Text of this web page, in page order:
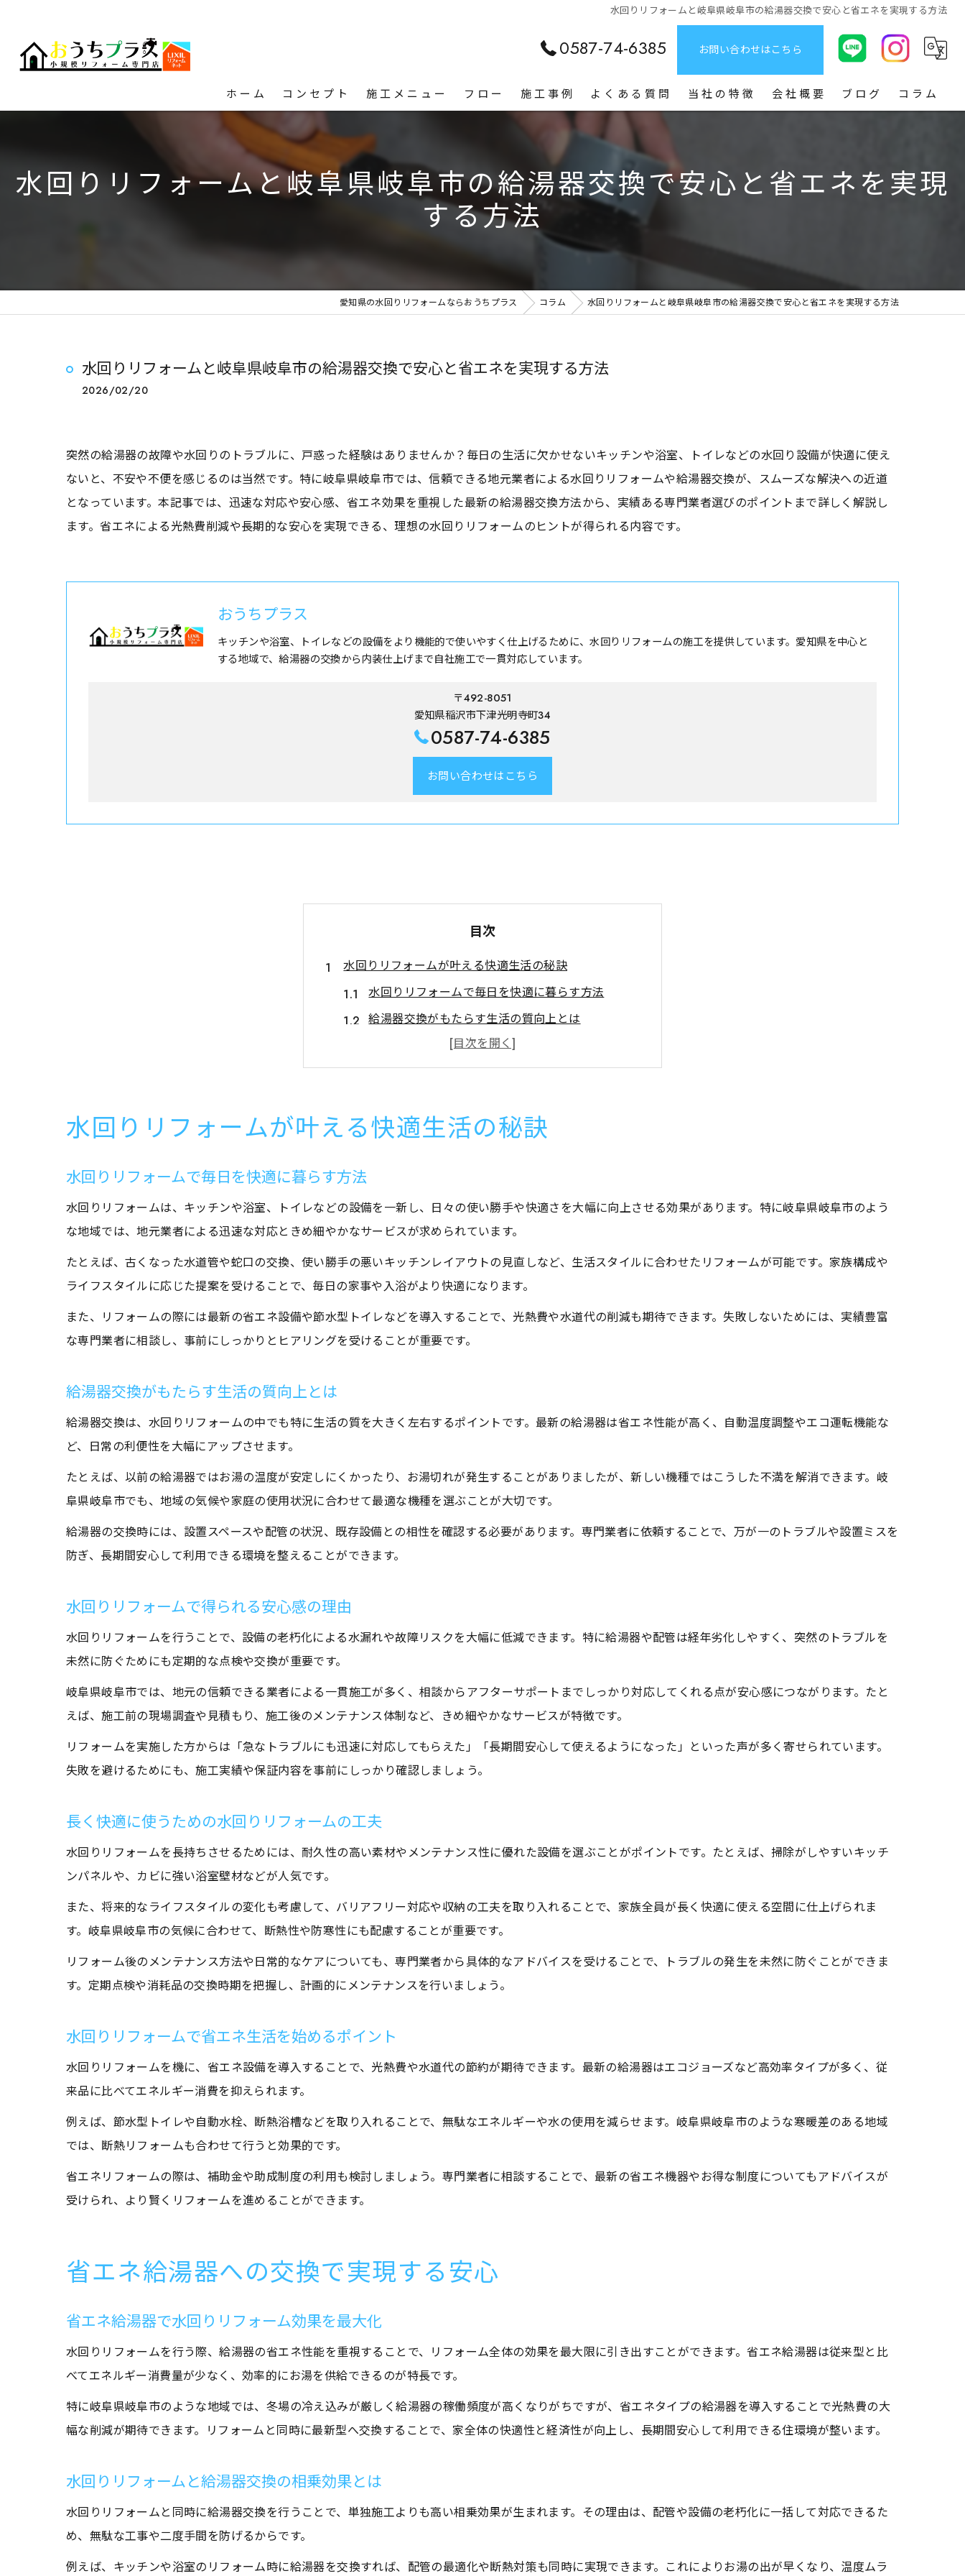
水回りリフォームと岐阜県岐阜市の給湯器交換で安心と省エネを実現する方法
0587-74-6385 お問い合わせはこちら
ホーム コンセプト 施工メニュー フロー 施工事例 よくある質問 当社の特徴
お風呂
洗面台
キッチン
会社概要 ブログ コラム
水回りリフォームと岐阜県岐阜市の給湯器交換で安心と省エネを実現
する方法
愛知県の水回りリフォームならおうちプラス コラム 水回りリフォームと岐阜県岐阜市の給湯器交換で安心と省エネを実現する方法
水回りリフォームと岐阜県岐阜市の給湯器交換で安心と省エネを実現する方法
2026/02/20
突然の給湯器の故障や水回りのトラブルに、戸惑った経験はありませんか？毎日の生活に欠かせないキッチンや浴室、トイレなどの水回り設備が快適に使え
ないと、不安や不便を感じるのは当然です。特に岐阜県岐阜市では、信頼できる地元業者による水回りリフォームや給湯器交換が、スムーズな解決への近道
となっています。本記事では、迅速な対応や安心感、省エネ効果を重視した最新の給湯器交換方法から、実績ある専門業者選びのポイントまで詳しく解説し
ます。省エネによる光熱費削減や長期的な安心を実現できる、理想の水回りリフォームのヒントが得られる内容です。
おうちプラス
キッチンや浴室、トイレなどの設備をより機能的で使いやすく仕上げるために、水回りリフォームの施工を提供しています。愛知県を中心と
する地域で、給湯器の交換から内装仕上げまで自社施工で一貫対応しています。
〒492-8051
愛知県稲沢市下津光明寺町34
0587-74-6385
お問い合わせはこちら
目次
水回りリフォームが叶える快適生活の秘訣
水回りリフォームで毎日を快適に暮らす方法
給湯器交換がもたらす生活の質向上とは
水回りリフォームで得られる安心感の理由
長く快適に使うための水回りリフォームの工夫
省エネ給湯器への交換で実現する安心
給湯器の省エネ性能が安心に直結する理由
水回りリフォーム時の給湯器選びの注意点
省エネ給湯器への交換で光熱費を抑える秘訣
岐阜市で水回りの悩みに迅速対応する方法
水回りリフォームでトラブルを迅速解決するコツ
突然の故障時も安心な水回りリフォーム対応策
水回りリフォームの相談先選びのポイント
水回りリフォームで給湯器故障に備える方法
故障時に役立つ水回りリフォームのポイント
水回りリフォームがトラブル予防に効果的な理由
給湯器交換と水回りリフォームの連携方法
信頼できる専門業者選びのチェックポイント
水回りリフォーム成功のための業者選び基準
給湯器交換で重要な業者の見極め方
水回りリフォーム業者選びで注意したい点
口コミでわかる信頼できる業者の選び方
最新設備で水回りをリフレッシュするメリット
水回りリフォームで最新給湯器を選ぶ利点
省エネ設備が水回りリフォームに与える効果
水回りリフォームが叶える快適生活の秘訣
水回りリフォームで毎日を快適に暮らす方法
水回りリフォームは、キッチンや浴室、トイレなどの設備を一新し、日々の使い勝手や快適さを大幅に向上させる効果があります。特に岐阜県岐阜市のよう
な地域では、地元業者による迅速な対応ときめ細やかなサービスが求められています。
たとえば、古くなった水道管や蛇口の交換、使い勝手の悪いキッチンレイアウトの見直しなど、生活スタイルに合わせたリフォームが可能です。家族構成や
ライフスタイルに応じた提案を受けることで、毎日の家事や入浴がより快適になります。
また、リフォームの際には最新の省エネ設備や節水型トイレなどを導入することで、光熱費や水道代の削減も期待できます。失敗しないためには、実績豊富
な専門業者に相談し、事前にしっかりとヒアリングを受けることが重要です。
給湯器交換がもたらす生活の質向上とは
給湯器交換は、水回りリフォームの中でも特に生活の質を大きく左右するポイントです。最新の給湯器は省エネ性能が高く、自動温度調整やエコ運転機能な
ど、日常の利便性を大幅にアップさせます。
たとえば、以前の給湯器ではお湯の温度が安定しにくかったり、お湯切れが発生することがありましたが、新しい機種ではこうした不満を解消できます。岐
阜県岐阜市でも、地域の気候や家庭の使用状況に合わせて最適な機種を選ぶことが大切です。
給湯器の交換時には、設置スペースや配管の状況、既存設備との相性を確認する必要があります。専門業者に依頼することで、万が一のトラブルや設置ミスを
防ぎ、長期間安心して利用できる環境を整えることができます。
水回りリフォームで得られる安心感の理由
水回りリフォームを行うことで、設備の老朽化による水漏れや故障リスクを大幅に低減できます。特に給湯器や配管は経年劣化しやすく、突然のトラブルを
未然に防ぐためにも定期的な点検や交換が重要です。
岐阜県岐阜市では、地元の信頼できる業者による一貫施工が多く、相談からアフターサポートまでしっかり対応してくれる点が安心感につながります。たと
えば、施工前の現場調査や見積もり、施工後のメンテナンス体制など、きめ細やかなサービスが特徴です。
リフォームを実施した方からは「急なトラブルにも迅速に対応してもらえた」「長期間安心して使えるようになった」といった声が多く寄せられています。
失敗を避けるためにも、施工実績や保証内容を事前にしっかり確認しましょう。
長く快適に使うための水回りリフォームの工夫
水回りリフォームを長持ちさせるためには、耐久性の高い素材やメンテナンス性に優れた設備を選ぶことがポイントです。たとえば、掃除がしやすいキッチ
ンパネルや、カビに強い浴室壁材などが人気です。
また、将来的なライフスタイルの変化も考慮して、バリアフリー対応や収納の工夫を取り入れることで、家族全員が長く快適に使える空間に仕上げられま
す。岐阜県岐阜市の気候に合わせて、断熱性や防寒性にも配慮することが重要です。
リフォーム後のメンテナンス方法や日常的なケアについても、専門業者から具体的なアドバイスを受けることで、トラブルの発生を未然に防ぐことができま
す。定期点検や消耗品の交換時期を把握し、計画的にメンテナンスを行いましょう。
水回りリフォームで省エネ生活を始めるポイント
水回りリフォームを機に、省エネ設備を導入することで、光熱費や水道代の節約が期待できます。最新の給湯器はエコジョーズなど高効率タイプが多く、従
来品に比べてエネルギー消費を抑えられます。
例えば、節水型トイレや自動水栓、断熱浴槽などを取り入れることで、無駄なエネルギーや水の使用を減らせます。岐阜県岐阜市のような寒暖差のある地域
では、断熱リフォームも合わせて行うと効果的です。
省エネリフォームの際は、補助金や助成制度の利用も検討しましょう。専門業者に相談することで、最新の省エネ機器やお得な制度についてもアドバイスが
受けられ、より賢くリフォームを進めることができます。
省エネ給湯器への交換で実現する安心
省エネ給湯器で水回りリフォーム効果を最大化
水回りリフォームを行う際、給湯器の省エネ性能を重視することで、リフォーム全体の効果を最大限に引き出すことができます。省エネ給湯器は従来型と比
べてエネルギー消費量が少なく、効率的にお湯を供給できるのが特長です。
特に岐阜県岐阜市のような地域では、冬場の冷え込みが厳しく給湯器の稼働頻度が高くなりがちですが、省エネタイプの給湯器を導入することで光熱費の大
幅な削減が期待できます。リフォームと同時に最新型へ交換することで、家全体の快適性と経済性が向上し、長期間安心して利用できる住環境が整います。
水回りリフォームと給湯器交換の相乗効果とは
水回りリフォームと同時に給湯器交換を行うことで、単独施工よりも高い相乗効果が生まれます。その理由は、配管や設備の老朽化に一括して対応できるた
め、無駄な工事や二度手間を防げるからです。
例えば、キッチンや浴室のリフォーム時に給湯器を交換すれば、配管の最適化や断熱対策も同時に実現できます。これによりお湯の出が早くなり、温度ムラ